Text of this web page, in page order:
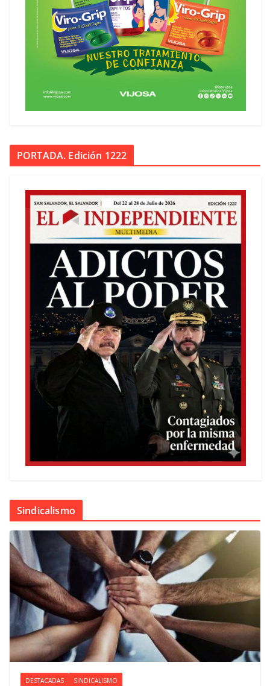
PORTADA. Edición 1222
Sindicalismo
DESTACADAS SINDICALISMO